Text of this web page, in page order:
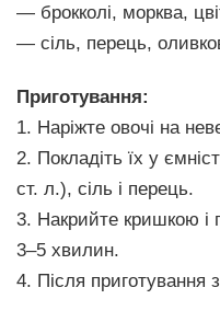
— брокколі, морква,
— сіль, перець,
Приготування:
1. Наріжте овочі на
2. Покладіть їх у
ст. л.), сіль і перець.
3. Накрийте кришкою і
3–5 хвилин.
4. Після приготування